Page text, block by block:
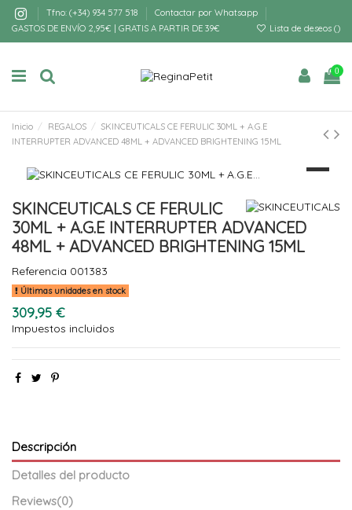
Tfno: (+34) 934 577 518
Contactar por Whatsapp
GASTOS DE ENVÍO 2,95€ | GRATIS A PARTIR DE 39€
Lista de deseos ()
0
Inicio REGALOS
SKINCEUTICALS CE FERULIC 30ML + A.G.E
INTERRUPTER ADVANCED 48ML + ADVANCED BRIGHTENING 15ML
SKINCEUTICALS CE FERULIC
30ML + A.G.E INTERRUPTER ADVANCED
48ML + ADVANCED BRIGHTENING 15ML
Referencia 001383
Últimas unidades en stock
309,95 €
Impuestos incluidos
Descripción
Detalles del producto
Reviews(0)